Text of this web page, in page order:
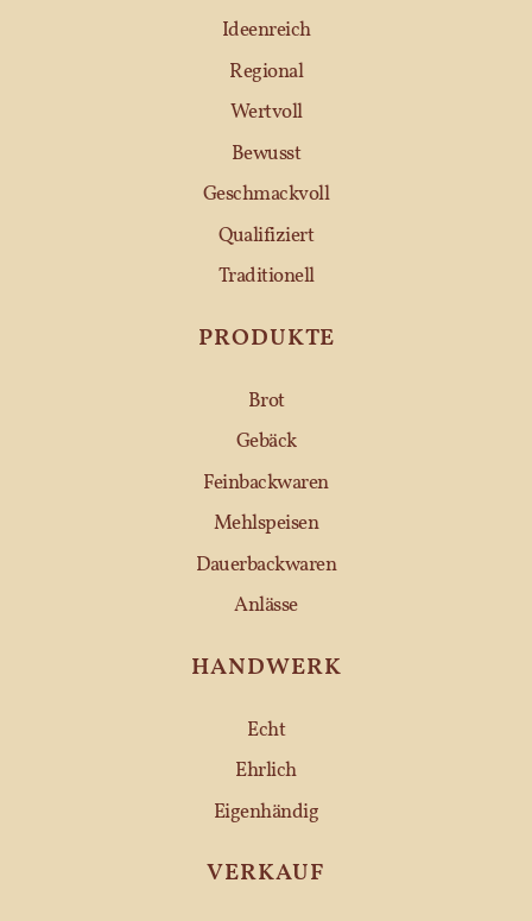
Ideenreich
Regional
Wertvoll
Bewusst
Geschmackvoll
Qualifiziert
Traditionell
PRODUKTE
Brot
Gebäck
Feinbackwaren
Mehlspeisen
Dauerbackwaren
Anlässe
HANDWERK
Echt
Ehrlich
Eigenhändig
VERKAUF